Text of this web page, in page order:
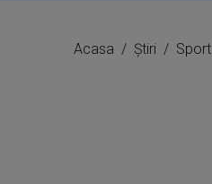
Acasa Știri Sport